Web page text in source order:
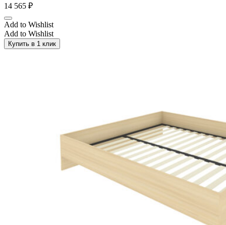
14 565 ₽
Add to Wishlist
Add to Wishlist
Купить в 1 клик